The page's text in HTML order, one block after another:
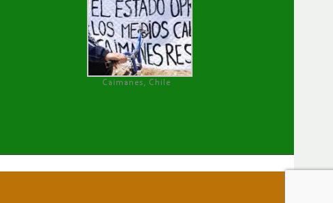
Caimanes, Chile